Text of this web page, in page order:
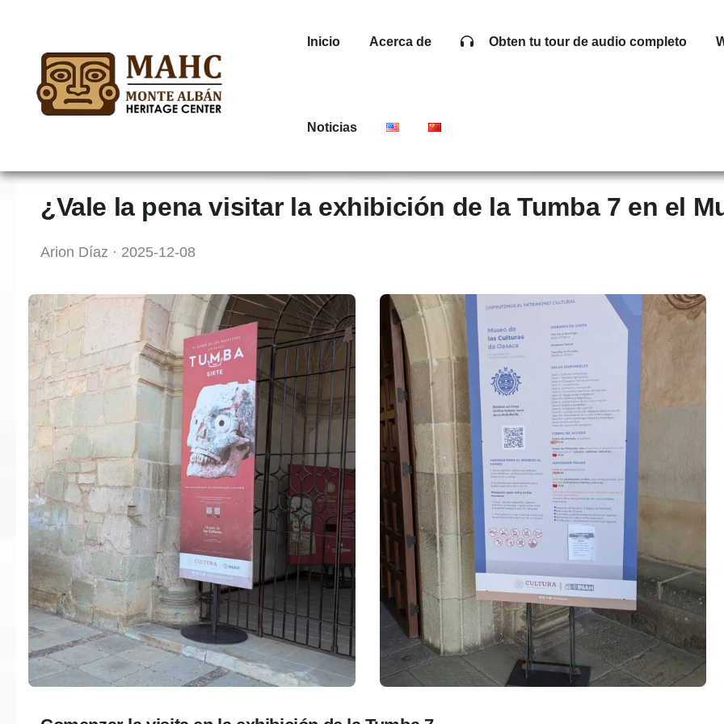
Inicio Acerca de Obten tu tour de audio completo
Noticias
¿Vale la pena visitar la exhibición de la Tumba 7 en el
Arion Díaz · 2025-12-08